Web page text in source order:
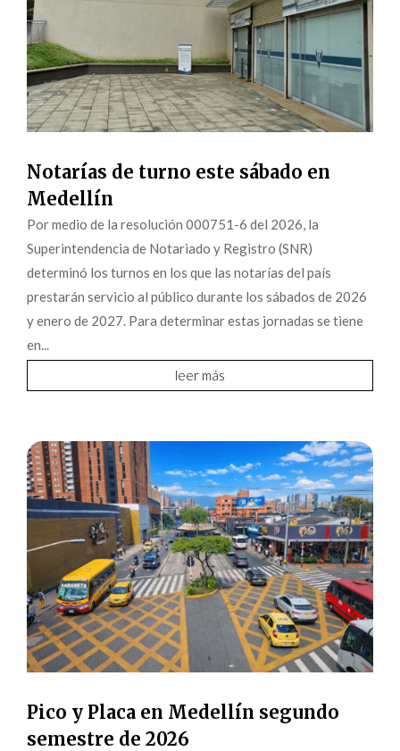
Notarías de turno este sábado en
Medellín
Por medio de la resolución 000751-6 del 2026, la
Superintendencia de Notariado y Registro (SNR)
determinó los turnos en los que las notarías del país
prestarán servicio al público durante los sábados de 2026
y enero de 2027. Para determinar estas jornadas se tiene
en...
leer más
Pico y Placa en Medellín segundo
semestre de 2026